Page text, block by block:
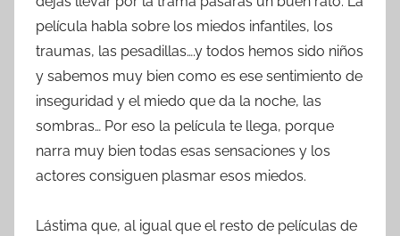
película habla sobre los miedos infantiles, los
traumas, las pesadillas….y todos hemos sido niños
y sabemos muy bien como es ese sentimiento de
inseguridad y el miedo que da la noche, las
sombras… Por eso la película te llega, porque
narra muy bien todas esas sensaciones y los
actores consiguen plasmar esos miedos.
Lástima que, al igual que el resto de películas de